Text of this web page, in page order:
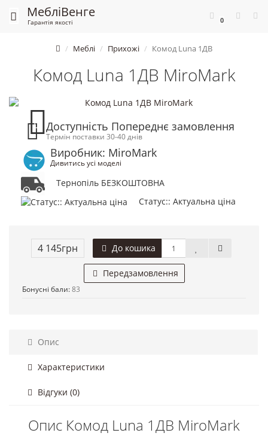
0
МебліВенге
Гарантія якості
Меблі Прихожі Комод Luna 1ДВ
Комод Luna 1ДВ MiroMark
Доступність Попереднє замовлення
Термін поставки 30-40 днів
Виробник: MiroMark
Дивитись усі моделі
Тернопіль БЕЗКОШТОВНА
Статус:: Актуальна ціна
4 145грн До кошика
Передзамовлення
Бонусні бали:83
Опис
Характеристики
Відгуки (0)
Опис Комод Luna 1ДВ MiroMark